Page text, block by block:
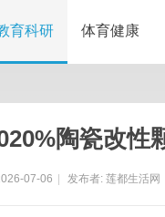
育科研 体育健康
陶瓷改性
07-06 发布者: 莲都生活网